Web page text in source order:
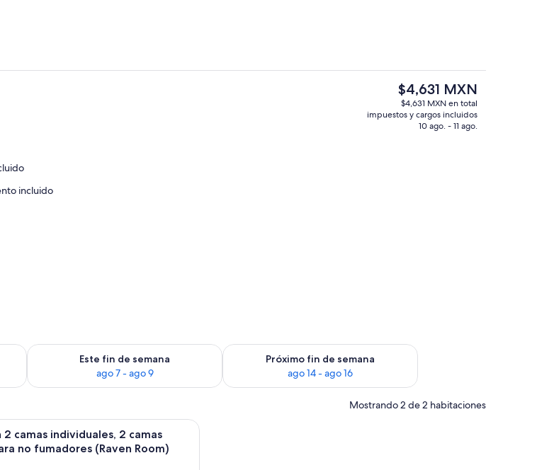
Habitación con 2 camas
incluido
El
precio
actual
$4,631 MXN
$4,631 MXN en total
impuestos y cargos incluidos
10 ago. - 11 ago.
ago 8 - ago 9
Este fin de semana
ago 7 - ago 9
Consulta la disponibilidad para este fin de semana ago 7 - ago 9
Próximo fin de semana
ago 14 - ago 16
Consulta la disponibilidad para el próximo fin de semana ago
Mostrando 2 de 2 habitaciones
con hervidor, una bolsa verde y un certificado enmarcado en la pared.
Una habitación de hotel con dos camas, un escritorio, una silla, un televisor y un armario.
camas individuales, 2 camas
no fumadores (Raven Room)